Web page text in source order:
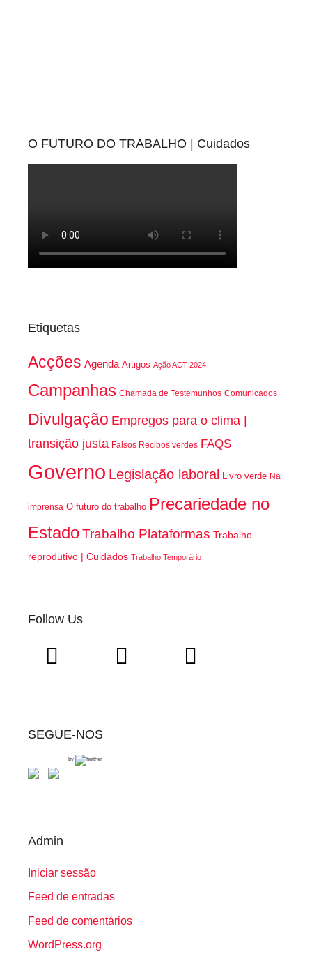
O FUTURO DO TRABALHO | Cuidados
Etiquetas
Acções Agenda Artigos Ação ACT 2024
Campanhas Chamada de Testemunhos Comunicados
Divulgação Empregos para o clima |
transição justa Falsos Recibos verdes FAQS
Governo Legislação laboral Livro verde Na
imprensa O futuro do trabalho Precariedade no
EstadoTrabalho Plataformas Trabalho
reprodutivo | Cuidados Trabalho Temporário
Follow Us
SEGUE-NOS
by
Admin
Iniciar sessão
Feed de entradas
Feed de comentários
WordPress.org